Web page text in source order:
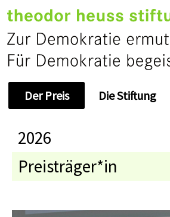
Der Preis Die Stiftung
2026
Preisträger*in